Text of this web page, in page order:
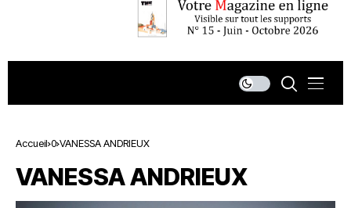
Accueil 0 VANESSA ANDRIEUX
VANESSA ANDRIEUX